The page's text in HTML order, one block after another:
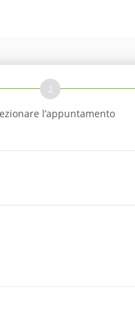
2
l’appuntamento